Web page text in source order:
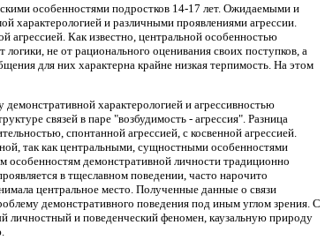
особенностями подростков 14-17 лет. Ожидаемыми и
характерологией и различными проявлениями агрессии.
агрессией. Как известно, центральной особенностью
не от рационального оценивания своих поступков, а
для них характерна крайне низкая терпимость. На этом
характерологией и агрессивностью
связей в паре "возбудимость - агрессия". Разница
спонтанной агрессией, с косвенной агрессией.
так как центральными, сущностными особенностями
особенностям демонстративной личности традиционно
в тщеславном поведении, часто нарочито
центральное место. Полученные данные о связи
демонстративного поведения под иным углом зрения. С
личностный и поведенческий феномен, каузальную природу